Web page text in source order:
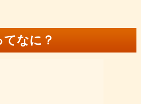
なに？